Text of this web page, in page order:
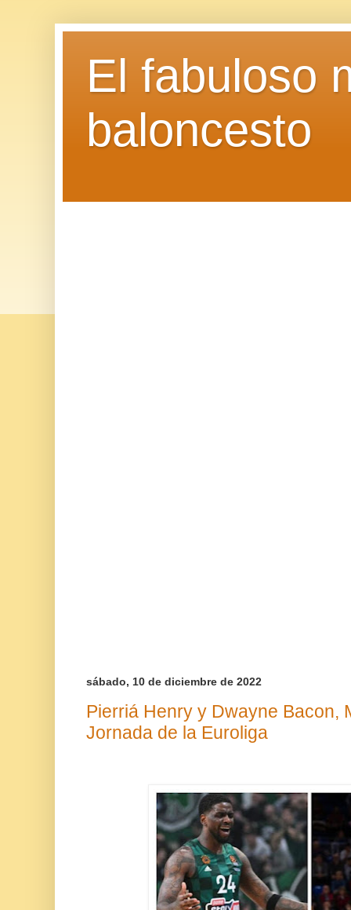
El fabuloso
baloncesto
sábado, 10 de diciembre de 2022
Pierriá Henry y Dwayne Bacon,
Jornada de la Euroliga